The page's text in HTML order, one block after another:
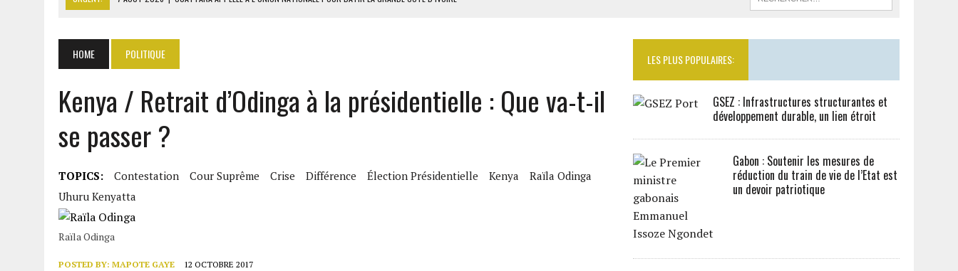
7 AOÛT 2026 | LE PREMIER MINISTRE GUINÉEN SALUE LE MODÈLE IVOIRIEN DE DÉVELOPPEMENT
GAZ GTA : KOSMOS ENERGY ACTUALISE L’AVANCEMENT DU PROJET SÉNÉGALO-MAURITANIEN
HOME POLITIQUE
Kenya / Retrait d’Odinga à la présidentielle : Que va-t-il
se passer ?
TOPICS: Contestation Cour Suprême Crise Différence Élection Présidentielle Kenya
Raïla Odinga
Uhuru Kenyatta
Raïla Odinga
POSTED BY: MAPOTE GAYE 12 OCTOBRE 2017
LES PLUS POPULAIRES:
GSEZ : Infrastructures structurantes et
développement durable, un lien étroit
Gabon : Soutenir les mesures de
réduction du train de vie de l’Etat est
un devoir patriotique